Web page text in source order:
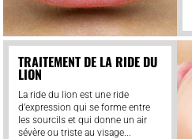
TRAITEMENT DE LA RIDE DU
LION
La ride du lion est une ride
d’expression qui se forme entre
les sourcils et qui donne un air
sévère ou triste au visage...